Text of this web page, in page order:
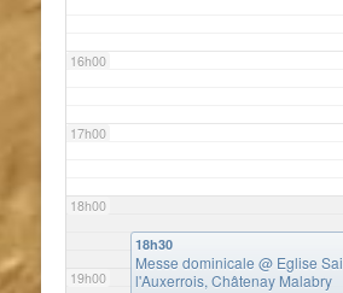
16h00
17h00
18h00
19h00
18h30
Messe dominicale @ Eglise
l'Auxerrois, Châtenay Malabry